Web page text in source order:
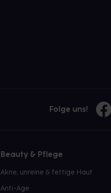
Folge uns!
Beauty & Pflege
Akne, unreine & fettige Haut
Anti-Age